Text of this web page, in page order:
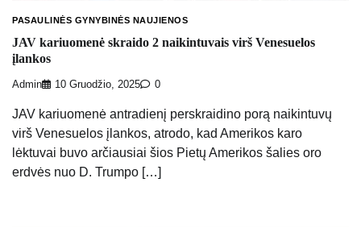
PASAULINĖS GYNYBINĖS NAUJIENOS
JAV kariuomenė skraido 2 naikintuvais virš Venesuelos
įlankos
Admin 10 Gruodžio, 2025 0
JAV kariuomenė antradienį perskraidino porą naikintuvų
virš Venesuelos įlankos, atrodo, kad Amerikos karo
lėktuvai buvo arčiausiai šios Pietų Amerikos šalies oro
erdvės nuo D. Trumpo […]